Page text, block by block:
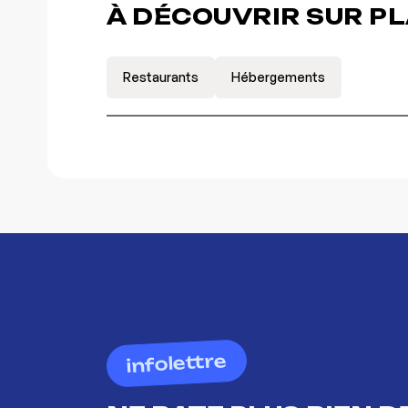
À DÉCOUVRIR SUR
Restaurants Hébergements
infolettre